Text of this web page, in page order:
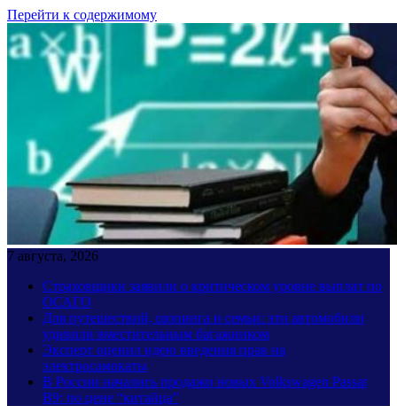
Перейти к содержимому
7 августа, 2026
Страховщики заявили о критическом уровне выплат по
ОСАГО
Для путешествий, шопинга и семьи: эти автомобили
удивили вместительным багажником
Эксперт оценил идею введения прав на
электросамокаты
В России начались продажи новых Volkswagen Passat
B9: по цене “китайца”